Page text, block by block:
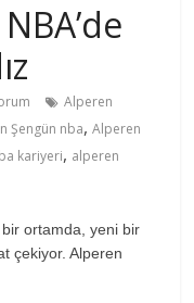
Alperen
Şengün nba,Alperen
kariyeri, alperen
ortamda, yeni bir
çekiyor. Alperen